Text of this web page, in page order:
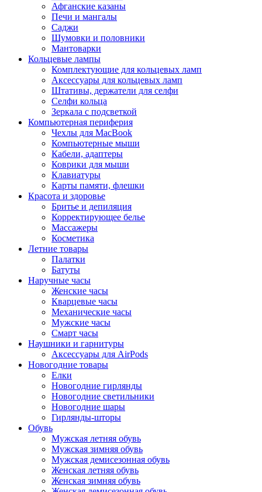
Афганские казаны
Печи и мангалы
Саджи
Шумовки и половники
Мантоварки
Кольцевые лампы
Комплектующие для кольцевых ламп
Аксессуары для кольцевых ламп
Штативы, держатели для селфи
Селфи кольца
Зеркала с подсветкой
Компьютерная периферия
Чехлы для MacBook
Компьютерные мыши
Кабели, адаптеры
Коврики для мыши
Клавиатуры
Карты памяти, флешки
Красота и здоровье
Бритье и депиляция
Корректирующее белье
Массажеры
Косметика
Летние товары
Палатки
Батуты
Наручные часы
Женские часы
Кварцевые часы
Механические часы
Мужские часы
Смарт часы
Наушники и гарнитуры
Аксессуары для AirPods
Новогодние товары
Елки
Новогодние гирлянды
Новогодние светильники
Новогодние шары
Гирлянды-шторы
Обувь
Мужская летняя обувь
Мужская зимняя обувь
Мужская демисезонная обувь
Женская летняя обувь
Женская зимняя обувь